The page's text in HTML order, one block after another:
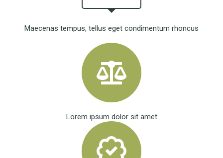
Maecenas tempus, tellus eget condimentum rhoncus
Lorem ipsum dolor sit amet